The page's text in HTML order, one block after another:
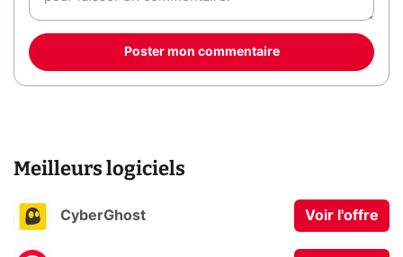
Poster mon commentaire
Meilleurs logiciels
CyberGhost Voir l'offre